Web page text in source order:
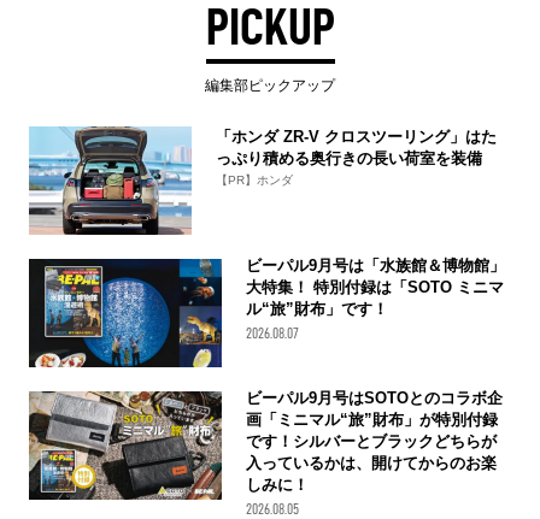
PICKUP
編集部ピックアップ
「ホンダ ZR-V クロスツーリング」はた
っぷり積める奥行きの長い荷室を装備
【PR】ホンダ
ビーパル9月号は「水族館＆博物館」
大特集！ 特別付録は「SOTO ミニマ
ル“旅”財布」です！
2026.08.07
ビーパル9月号はSOTOとのコラボ企
画「ミニマル“旅”財布」が特別付録
です！シルバーとブラックどちらが
入っているかは、開けてからのお楽
しみに！
2026.08.05